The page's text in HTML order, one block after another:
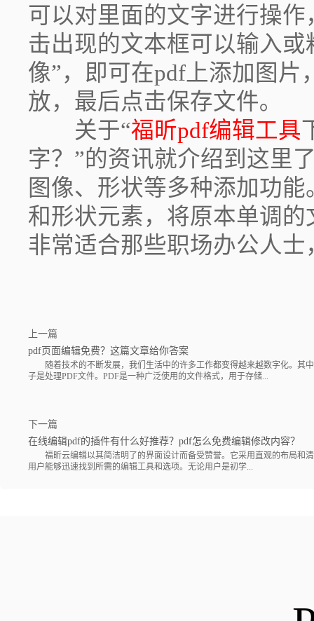
可以对里面的文字进行操
击出现的文本框可以输入
像”，即可在pdf上添加图
放，最后点击保存文件｡
关于“福昕pdf编辑工具
字？”的资讯就介绍到这里
图像、形状等多种添加功
和形状元素，将原本单调
非常适合那些职场办公人
上一篇
pdf页面编辑免费？这篇文章给你答案
随着技术的不断发展，我们生活中的许多工作都变得越来越数字化。其
子是处理PDF文件。PDF是一种广泛使用的文件格式，用于存储...
下一篇
在线编辑pdf的插件有什么好推荐？pdf怎么免费编辑修改内容？
福昕云编辑以其简洁明了的界面设计而备受赞誉。它采用直观的布局和
用户能够迅速找到所需的编辑工具和选项。无论用户是初学...